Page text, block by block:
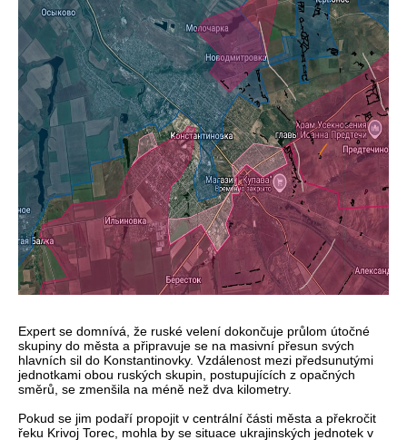
Expert se domnívá, že ruské velení dokončuje průlom útočné
skupiny do města a připravuje se na masivní přesun svých
hlavních sil do Konstantinovky. Vzdálenost mezi předsunutými
jednotkami obou ruských skupin, postupujících z opačných
směrů, se zmenšila na méně než dva kilometry.
Pokud se jim podaří propojit v centrální části města a překročit
řeku Krivoj Torec, mohla by se situace ukrajinských jednotek v